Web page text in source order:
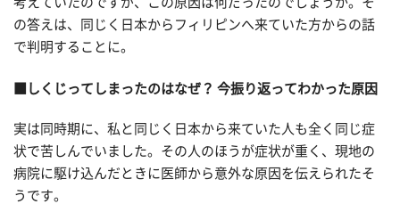
の答えは、同じく日本からフィリピンへ来ていた方からの話
で判明することに。
■しくじってしまったのはなぜ？ 今振り返ってわかった原因
実は同時期に、私と同じく日本から来ていた人も全く同じ症
状で苦しんでいました。その人のほうが症状が重く、現地の
病院に駆け込んだときに医師から意外な原因を伝えられたそ
うです。